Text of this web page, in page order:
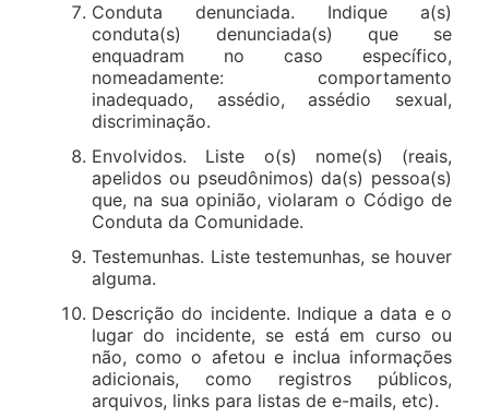
Conduta denunciada. Indique a(s)
conduta(s) denunciada(s) que se
enquadram no caso específico,
nomeadamente: comportamento
inadequado, assédio, assédio sexual,
discriminação.
Envolvidos. Liste o(s) nome(s) (reais,
apelidos ou pseudônimos) da(s) pessoa(s)
que, na sua opinião, violaram o Código de
Conduta da Comunidade.
Testemunhas. Liste testemunhas, se houver
alguma.
Descrição do incidente. Indique a data e o
lugar do incidente, se está em curso ou
não, como o afetou e inclua informações
adicionais, como registros públicos,
arquivos, links para listas de e-mails, etc).